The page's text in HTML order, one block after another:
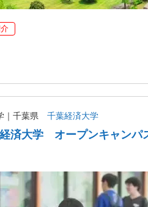
｜千葉県 千葉経済大学
済大学 オープンキャンパ